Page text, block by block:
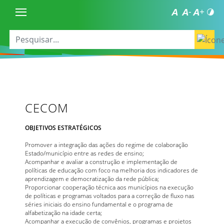
CECOM
OBJETIVOS ESTRATÉGICOS
Promover a integração das ações do regime de colaboração
Estado/município entre as redes de ensino;
Acompanhar e avaliar a construção e implementação de
políticas de educação com foco na melhoria dos indicadores de
aprendizagem e democratização da rede pública;
Proporcionar cooperação técnica aos municípios na execução
de políticas e programas voltados para a correção de fluxo nas
séries iniciais do ensino fundamental e o programa de
alfabetização na idade certa;
Acompanhar a execução de convênios, programas e projetos